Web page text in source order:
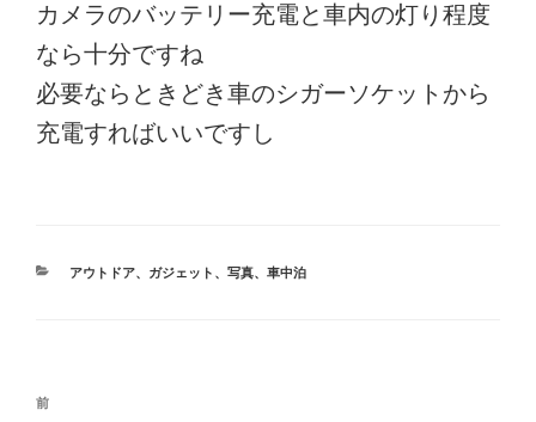
カメラのバッテリー充電と車内の灯り程度
なら十分ですね
必要ならときどき車のシガーソケットから
充電すればいいですし
カ
アウトドア、 ガジェット 、 写真、 車中泊
投
前
前